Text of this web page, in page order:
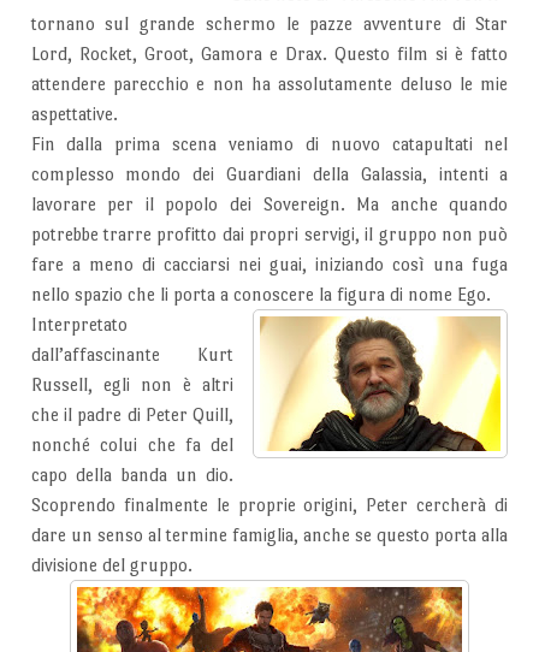
tornano sul grande schermo le pazze avventure di Star
Lord, Rocket, Groot, Gamora e Drax. Questo film si è fatto
attendere parecchio e non ha assolutamente deluso le mie
aspettative.
Fin dalla prima scena veniamo di nuovo catapultati nel
complesso mondo dei Guardiani della Galassia, intenti a
lavorare per il popolo dei Sovereign. Ma anche quando
potrebbe trarre profitto dai propri servigi, il gruppo non può
fare a meno di cacciarsi nei guai, iniziando così una fuga
nello spazio che li porta a conoscere la figura di nome Ego.
Interpretato
dall’affascinante Kurt
Russell, egli non è altri
che il padre di Peter Quill,
nonché colui che fa del
capo della banda un dio.
Scoprendo finalmente le proprie origini, Peter cercherà di
dare un senso al termine famiglia, anche se questo porta alla
divisione del gruppo.